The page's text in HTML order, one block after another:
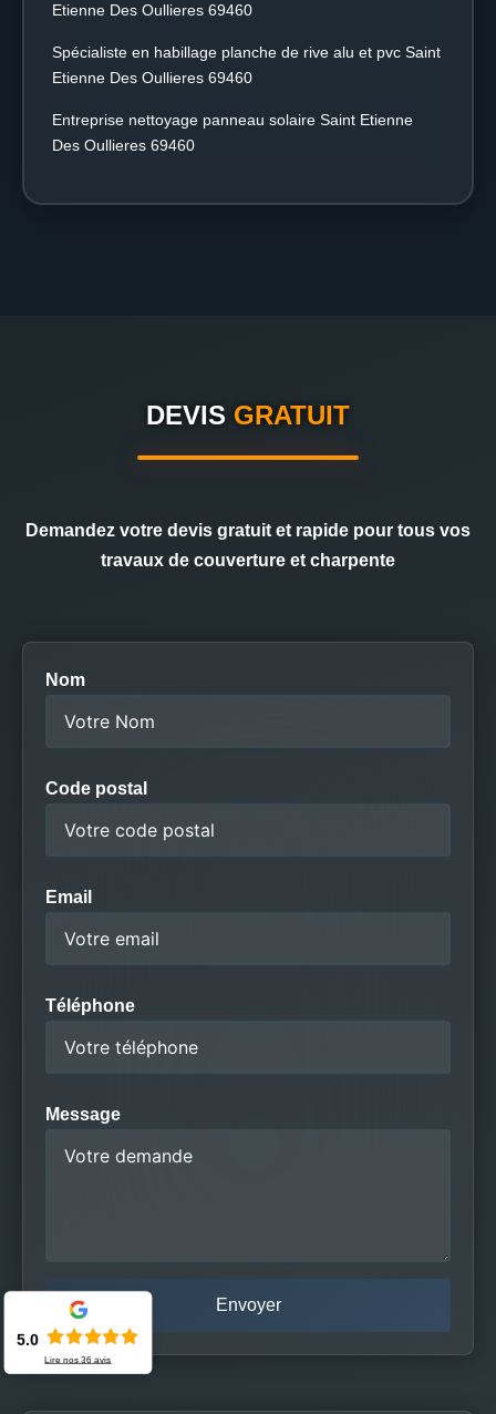
Etienne Des Oullieres 69460
Spécialiste en habillage planche de rive alu et pvc Saint
Etienne Des Oullieres 69460
Entreprise nettoyage panneau solaire Saint Etienne
Des Oullieres 69460
DEVIS GRATUIT
Demandez votre devis gratuit et rapide pour tous vos
travaux de couverture et charpente
Nom
Code postal
Email
Téléphone
Message
5.0
Lire nos36 avis